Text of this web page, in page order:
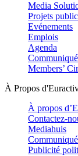
Media
Projets
Evénements
Emplois
Agenda
Members’
À Propos
À propos
Contactez-
Mediahuis
Publicité